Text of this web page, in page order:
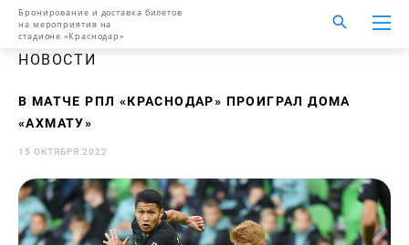
Бронирование и доставка билетов
на мероприятия на
стадионе «Краснодар»
НОВОСТИ
В МАТЧЕ РПЛ «КРАСНОДАР» ПРОИГРАЛ ДОМА
«АХМАТУ»
15 ОКТЯБРЯ 2022